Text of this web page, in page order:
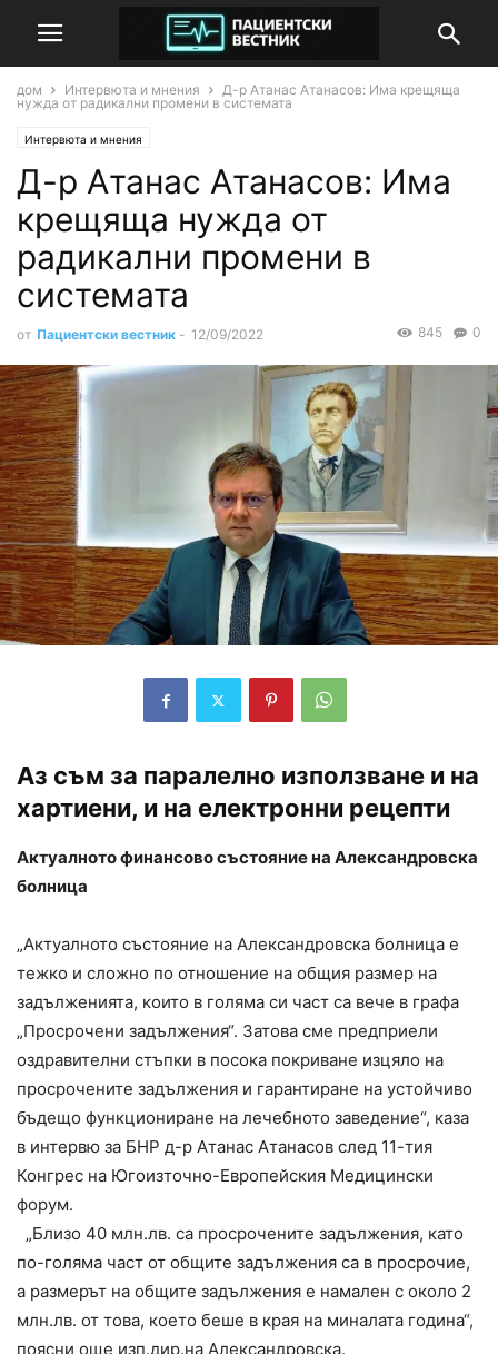
дом Интервюта и мнения
Д-р Атанас Атанасов: Има крещяща
нужда от радикални промени в системата
Интервюта и мнения
Д-р Атанас Атанасов: Има
крещяща нужда от
радикални промени в
системата
от Пациентски вестник - 12/09/2022 0
845
Аз съм за паралелно използване и на
хартиени, и на електронни рецепти
Актуалното финансово състояние на Александровска
болница
„Актуалното състояние на Александровска болница е
тежко и сложно по отношение на общия размер на
задълженията, които в голяма си част са вече в графа
„Просрочени задължения“. Затова сме предприели
оздравителни стъпки в посока покриване изцяло на
просрочените задължения и гарантиране на устойчиво
бъдещо функциониране на лечебното заведение“, каза
в интервю за БНР д-р Атанас Атанасов след 11-тия
Конгрес на Югоизточно-Европейския Медицински
форум.
„Близо 40 млн.лв. са просрочените задължения, като
по-голяма част от общите задължения са в просрочие,
а размерът на общите задължения е намален с около 2
млн.лв. от това, което беше в края на миналата година“,
поясни още изп.дир.на Александровска.